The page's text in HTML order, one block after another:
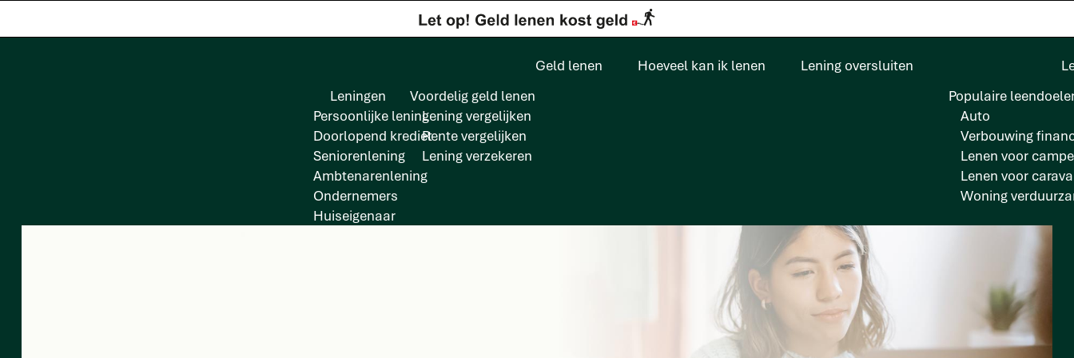
Geld lenen
Leningen
Persoonlijke lening
Doorlopend krediet
Seniorenlening
Ambtenarenlening
Ondernemers
Huiseigenaar
Voordelig geld lenen
Lening vergelijken
Rente vergelijken
Lening verzekeren
Hoeveel kan ik lenen Lening oversluiten
Populaire
Auto
Verbouwing
Lenen voor
Lenen voor
Woning